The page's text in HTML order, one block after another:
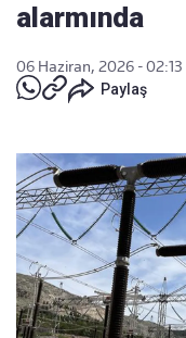
alarmında
06 Haziran, 2026 - 02:13
Paylaş